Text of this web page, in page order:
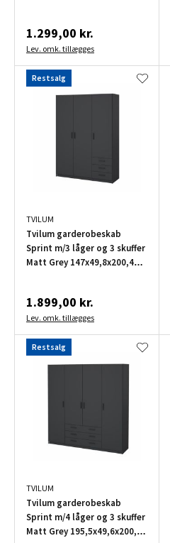
1.299,00 kr.
Lev. omk. tillægges
Restsalg
TVILUM
Tvilum garderobeskab
Sprint m/3 låger og 3 skuffer
Matt Grey 147x49,8x200,4
1.899,00 kr.
Lev. omk. tillægges
Restsalg
TVILUM
Tvilum garderobeskab
Sprint m/4 låger og 3 skuffer
Matt Grey 195,5x49,6x200,4